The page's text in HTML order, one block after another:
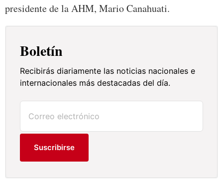
presidente de la AHM, Mario Canahuati.
Boletín
Recibirás diariamente las noticias nacionales e
internacionales más destacadas del día.
Suscribirse